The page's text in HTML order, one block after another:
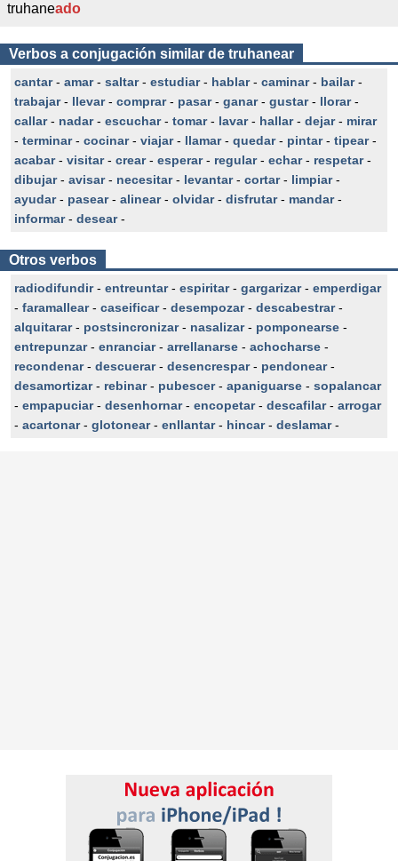
truhaneado
Verbos a conjugación similar de truhanear
cantar- amar- saltar- estudiar- hablar- caminar- bailar-
trabajar- llevar- comprar- pasar- ganar- gustar- llorar-
callar- nadar- escuchar- tomar- lavar- hallar- dejar- mirar
- terminar- cocinar- viajar- llamar- quedar- pintar- tipear-
acabar- visitar- crear- esperar- regular- echar- respetar-
dibujar- avisar- necesitar- levantar- cortar- limpiar-
ayudar- pasear- alinear- olvidar- disfrutar- mandar-
informar- desear-
Otros verbos
radiodifundir- entreuntar- espiritar- gargarizar- emperdigar
- faramallear- caseificar- desempozar- descabestrar-
alquitarar- postsincronizar- nasalizar- pomponearse -
entrepunzar- enranciar- arrellanarse - achocharse -
recondenar- descuerar- desencrespar- pendonear-
desamortizar- rebinar- pubescer- apaniguarse - sopalancar
- empapuciar- desenhornar- encopetar- descafilar- arrogar
- acartonar- glotonear- enllantar- hincar- deslamar-